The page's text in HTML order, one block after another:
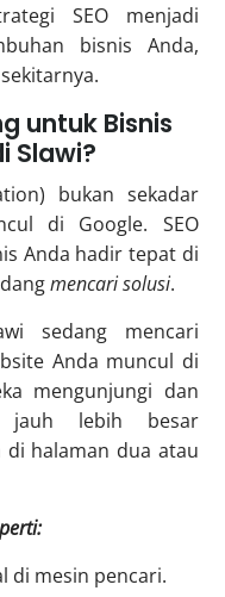
SEO menjadi
bisnis Anda,
untuk Bisnis
Slawi?
bukan sekadar
di Google. SEO
Anda hadir tepat di
mencari solusi.
sedang mencari
Anda muncul di
mengunjungi dan
jauh lebih besar
di halaman dua atau
di mesin pencari.